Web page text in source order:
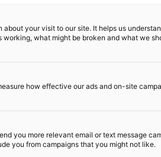
innovatiiviset jätehuoltoratkaisut
hyödyntäminen.
about your visit to our site. It helps us
working, what might be broken and what we
how effective our ads and on-site
you more relevant email or text message
you from campaigns that you might not like.